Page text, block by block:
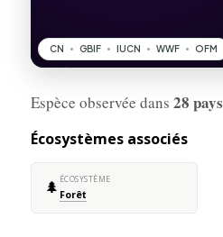
Espèce observée dans 28 pays
Écosystèmes associés
🌲 ÉCOSYSTÈME
Forêt